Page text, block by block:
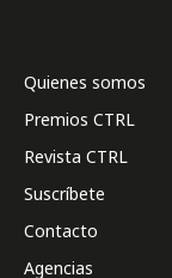
Quienes somos
Premios CTRL
Revista CTRL
Suscríbete
Contacto
Agencias